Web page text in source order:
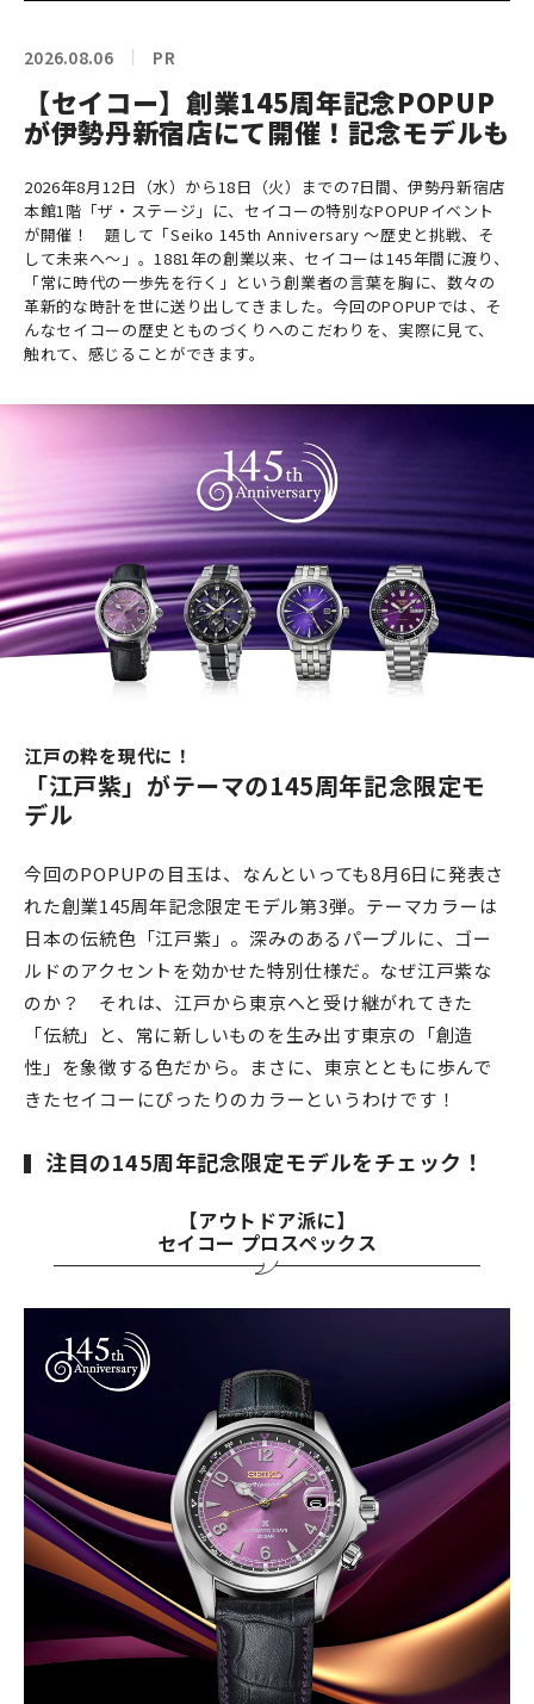
2026.08.06 PR
【セイコー】創業145周年記念POPUP
が伊勢丹新宿店にて開催！記念モデルも
2026年8月12日（水）から18日（火）までの7日間、伊勢丹新宿店
本館1階「ザ・ステージ」に、セイコーの特別なPOPUPイベント
が開催！ 題して「Seiko 145th Anniversary ～歴史と挑戦、そ
して未来へ～」。1881年の創業以来、セイコーは145年間に渡り、
「常に時代の一歩先を行く」という創業者の言葉を胸に、数々の
革新的な時計を世に送り出してきました。今回のPOPUPでは、そ
んなセイコーの歴史とものづくりへのこだわりを、実際に見て、
触れて、感じることができます。
江戸の粋を現代に！
「江戸紫」がテーマの145周年記念限定モ
デル
今回のPOPUPの目玉は、なんといっても8月6日に発表さ
れた創業145周年記念限定モデル第3弾。テーマカラーは
日本の伝統色「江戸紫」。深みのあるパープルに、ゴー
ルドのアクセントを効かせた特別仕様だ。なぜ江戸紫な
のか？ それは、江戸から東京へと受け継がれてきた
「伝統」と、常に新しいものを生み出す東京の「創造
性」を象徴する色だから。まさに、東京とともに歩んで
きたセイコーにぴったりのカラーというわけです！
注目の145周年記念限定モデルをチェック！
【アウトドア派に】
セイコー プロスペックス